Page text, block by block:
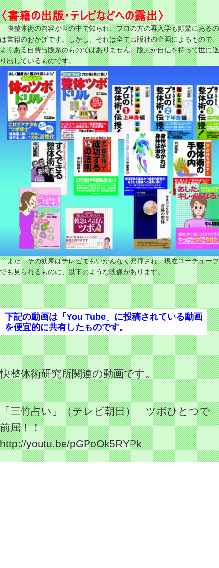
快整体術の内容が世の中で知られ、プロの方の再入学も頻繁にあるの
は書籍のおかげです。しかし、それは全て出版社の企画によるもので、
よくある自費出版系のものではありません。版元が自信を持って世に送
り出しているものです。
また、その効果はテレビでもいかんなく発揮され、現在ユーチューブ
でも見られるものに、以下のような映像があります。
下記の動画は「You Tube」に投稿されている動画
を便宜的に共有したものです。
快整体術研究所関連の動画です。
「三竹占い」（テレビ朝日） ツボひとつで
前屈！！
http://youtu.be/pGPoOk5RYPk